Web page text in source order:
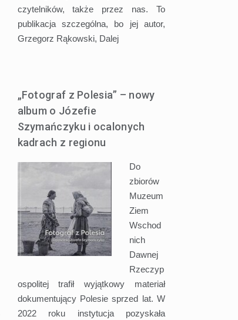
czytelników, także przez nas. To
publikacja szczególna, bo jej autor,
Grzegorz Rąkowski, Dalej
„Fotograf z Polesia” – nowy
album o Józefie
Szymańczyku i ocalonych
kadrach z regionu
Do
zbiorów
Muzeum
Ziem
Wschod
nich
Dawnej
Rzeczyp
ospolitej trafił wyjątkowy materiał
dokumentujący Polesie sprzed lat. W
2022 roku instytucja pozyskała